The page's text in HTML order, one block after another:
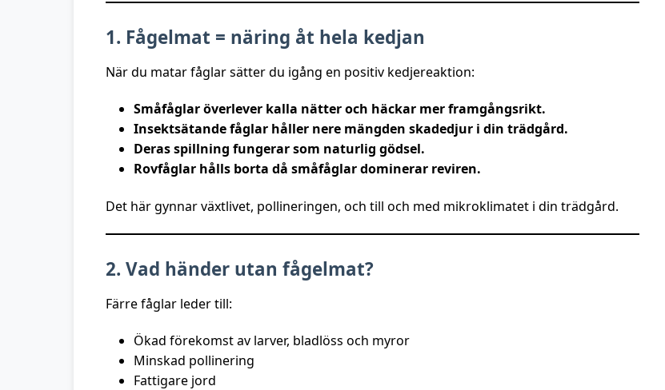
1. Fågelmat = näring åt hela kedjan
När du matar fåglar sätter du igång en positiv kedjereaktion:
Småfåglar överlever kalla nätter och häckar mer framgångsrikt.
Insektsätande fåglar håller nere mängden skadedjur i din trädgård.
Deras spillning fungerar som naturlig gödsel.
Rovfåglar hålls borta då småfåglar dominerar reviren.
Det här gynnar växtlivet, pollineringen, och till och med mikroklimatet i din trädgård.
2. Vad händer utan fågelmat?
Färre fåglar leder till:
Ökad förekomst av larver, bladlöss och myror
Minskad pollinering
Fattigare jord